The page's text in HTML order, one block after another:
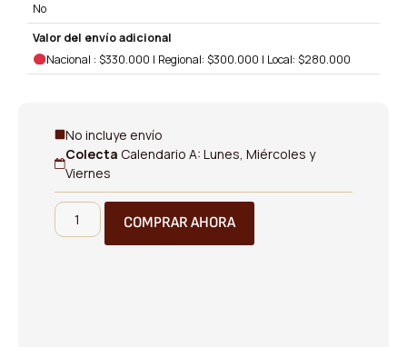
No
Valor del envío adicional
Nacional : $330.000 | Regional: $300.000 | Local: $280.000
No incluye envío
Colecta Calendario A: Lunes, Miércoles y
Viernes
COMPRAR AHORA